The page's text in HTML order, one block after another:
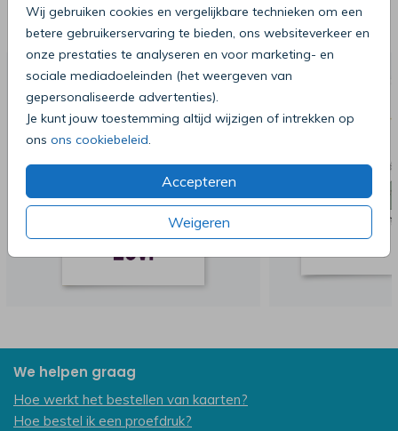
Wij gebruiken cookies en vergelijkbare technieken om een
betere gebruikerservaring te bieden, ons websiteverkeer en
onze prestaties te analyseren en voor marketing- en
sociale mediadoeleinden (het weergeven van
gepersonaliseerde advertenties).
Je kunt jouw toestemming altijd wijzigen of intrekken op
ons ons cookiebeleid
Accepteren
Weigeren
Deze producten zijn wellicht ook iets
voor je
We helpen graag
Hoe werkt het bestellen van kaarten?
Hoe bestel ik een proefdruk?